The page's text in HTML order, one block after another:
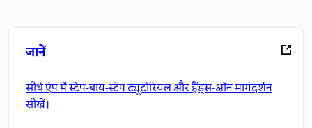
जानें
सीधे ऐप में स्टेप-बाय-स्टेप ट्यूटोरियल और हैंड्स-ऑन मार्गदर्शन
सीखें।